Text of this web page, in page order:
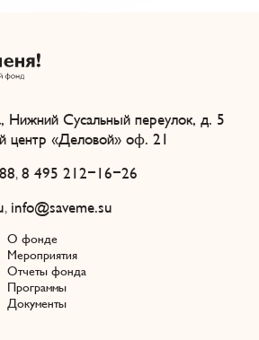
Нижний Сусальный переулок, д. 5
«Деловой» оф. 21
, 8 495 212-16-26
, info@saveme.su
О фонде
Мероприятия
Отчеты фонда
Программы
Документы